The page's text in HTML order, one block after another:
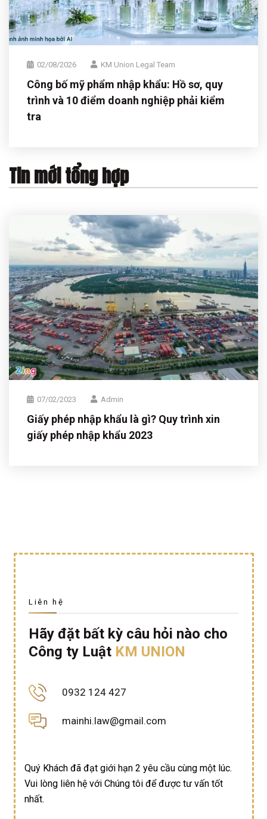
02/08/2026 KM Union Legal Team
Công bố mỹ phẩm nhập khẩu: Hồ sơ, quy
trình và 10 điểm doanh nghiệp phải kiểm
tra
Tin mới tổng hợp
07/02/2023 Admin
Giấy phép nhập khẩu là gì? Quy trình xin
giấy phép nhập khẩu 2023
Liên hệ
Hãy đặt bất kỳ câu hỏi nào cho
Công ty Luật KM UNION
0932 124 427
mainhi.law@gmail.com
Quý Khách đã đạt giới hạn 2 yêu cầu cùng một lúc.
Vui lòng liên hệ với Chúng tôi để được tư vấn tốt
nhất.